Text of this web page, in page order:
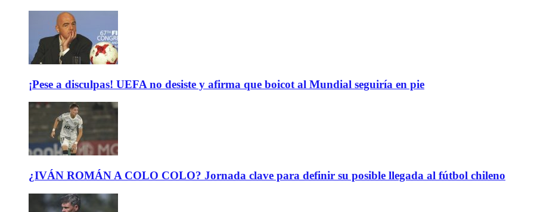
¡Pese a disculpas! UEFA no desiste y afirma que boicot al Mundial seguiría en pie
¿IVÁN ROMÁN A COLO COLO? Jornada clave para definir su posible llegada al fútbol chileno